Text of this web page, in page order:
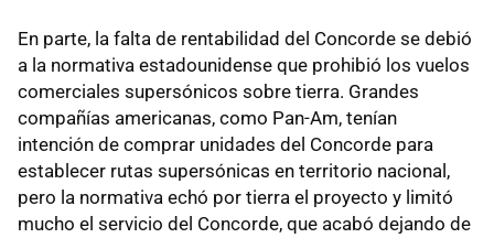
En parte, la falta de rentabilidad del Concorde se debió
a la normativa estadounidense que prohibió los vuelos
comerciales supersónicos sobre tierra. Grandes
compañías americanas, como Pan-Am, tenían
intención de comprar unidades del Concorde para
establecer rutas supersónicas en territorio nacional,
pero la normativa echó por tierra el proyecto y limitó
mucho el servicio del Concorde, que acabó dejando de